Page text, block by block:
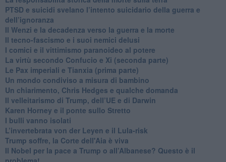
PTSD e suicidi svelano l’intento suicidario della guerra e
dell’ignoranza
Il Wenzi e la decadenza verso la guerra e la morte
​Il tecno-fascismo e i suoi nemici delusi
​I comici e il vittimismo paranoideo al potere
​La virtù secondo Confucio e Xi (seconda parte)
Le Pax imperiali e Tianxia (prima parte)
Un mondo condiviso a misura di bambino
​Un chiarimento, Chris Hedges e qualche domanda
Il velleitarismo di Trump, dell’UE e di Darwin
​Karen Horney e il ponte sullo Stretto
​I bulli vanno isolati
L’invertebrata von der Leyen e il Lula-risk
Trump soffre, la Corte dell'Aia è viva
​Il Nobel per la pace a Trump o all’Albanese? Questo è il